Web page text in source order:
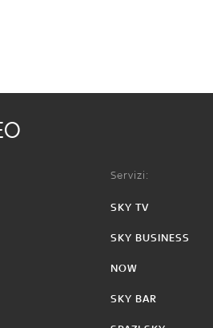
Servizi:
SKY TV
SKY BUSINESS
NOW
SKY BAR